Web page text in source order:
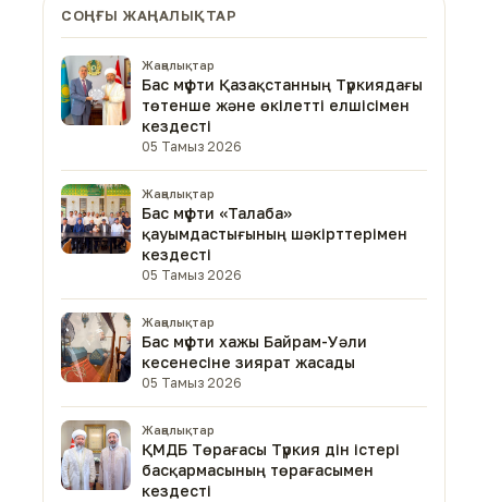
СОҢҒЫ ЖАҢАЛЫҚТАР
Жаңалықтар
Бас мүфти Қазақстанның Түркиядағы
төтенше және өкілетті елшісімен
кездесті
05 Тамыз 2026
Жаңалықтар
Бас мүфти «Талаба»
қауымдастығының шәкірттерімен
кездесті
05 Тамыз 2026
Жаңалықтар
Бас мүфти хажы Байрам-Уәли
кесенесіне зиярат жасады
05 Тамыз 2026
Жаңалықтар
ҚМДБ Төрағасы Түркия дін істері
басқармасының төрағасымен
кездесті